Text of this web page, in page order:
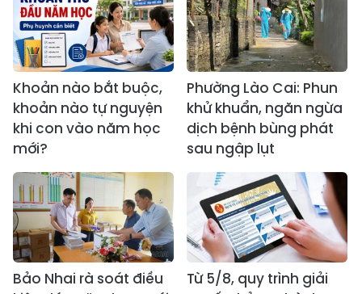
Khoản nào bắt buộc,
khoản nào tự nguyện
khi con vào năm học
mới?
Phường Lào Cai: Phun
khử khuẩn, ngăn ngừa
dịch bệnh bùng phát
sau ngập lụt
Bảo Nhai rà soát điều
Từ 5/8, quy trình giải